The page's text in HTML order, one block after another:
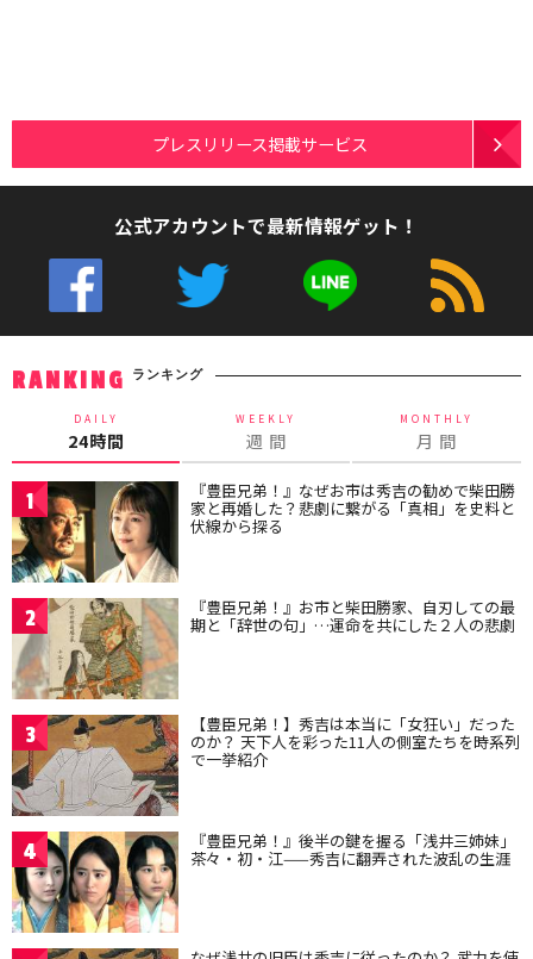
プレスリリース掲載サービス
公式アカウントで最新情報ゲット！
RANKING ランキング
DAILY
24時間
WEEKLY
週 間
MONTHLY
月 間
1 『豊臣兄弟！』なぜお市は秀吉の勧めで柴田勝
家と再婚した？悲劇に繋がる「真相」を史料と
伏線から探る
2 『豊臣兄弟！』お市と柴田勝家、自刃しての最
期と「辞世の句」…運命を共にした２人の悲劇
3 【豊臣兄弟！】秀吉は本当に「女狂い」だった
のか？ 天下人を彩った11人の側室たちを時系列
で一挙紹介
4 『豊臣兄弟！』後半の鍵を握る「浅井三姉妹」
茶々・初・江——秀吉に翻弄された波乱の生涯